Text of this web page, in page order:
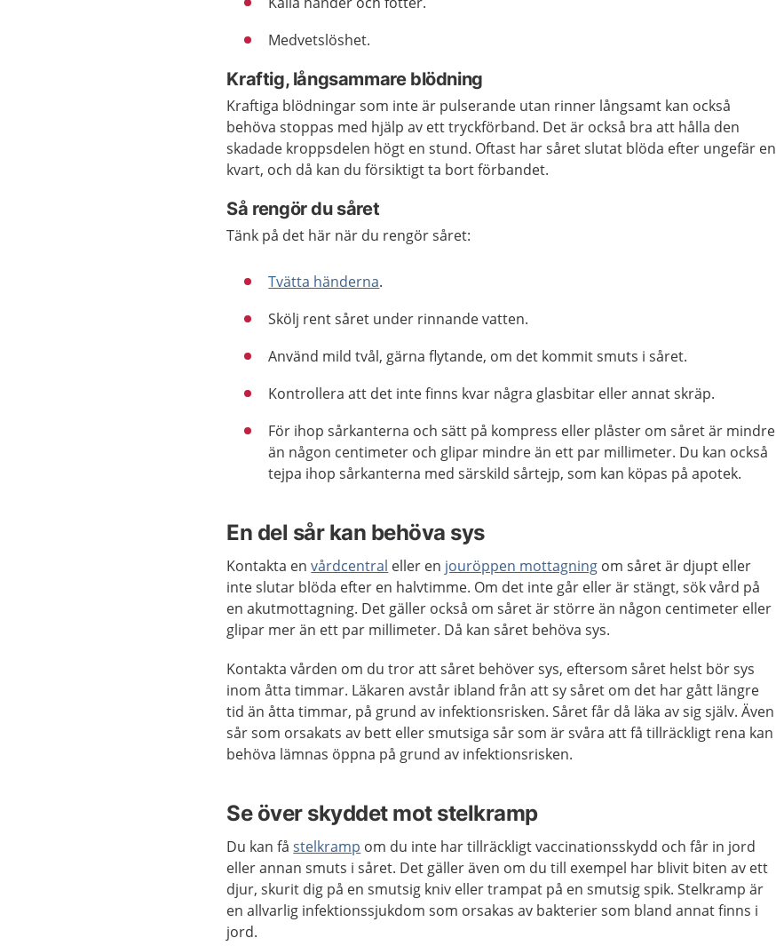
Medvetslöshet.
Kraftig, långsammare blödning
Kraftiga blödningar som inte är pulserande utan rinner långsamt kan också
behöva stoppas med hjälp av ett tryckförband. Det är också bra att hålla den
skadade kroppsdelen högt en stund. Oftast har såret slutat blöda efter ungefär en
kvart, och då kan du försiktigt ta bort förbandet.
Så rengör du såret
Tänk på det här när du rengör såret:
Tvätta händerna.
Skölj rent såret under rinnande vatten.
Använd mild tvål, gärna flytande, om det kommit smuts i såret.
Kontrollera att det inte finns kvar några glasbitar eller annat skräp.
För ihop sårkanterna och sätt på kompress eller plåster om såret är mindre
än någon centimeter och glipar mindre än ett par millimeter. Du kan också
tejpa ihop sårkanterna med särskild sårtejp, som kan köpas på apotek.
En del sår kan behöva sys
Kontakta envårdcentral eller en jouröppen mottagning om såret är djupt eller
inte slutar blöda efter en halvtimme. Om det inte går eller är stängt, sök vård på
en akutmottagning. Det gäller också om såret är större än någon centimeter eller
glipar mer än ett par millimeter. Då kan såret behöva sys.
Kontakta vården om du tror att såret behöver sys, eftersom såret helst bör sys
inom åtta timmar. Läkaren avstår ibland från att sy såret om det har gått längre
tid än åtta timmar, på grund av infektionsrisken. Såret får då läka av sig själv. Även
sår som orsakats av bett eller smutsiga sår som är svåra att få tillräckligt rena kan
behöva lämnas öppna på grund av infektionsrisken.
Se över skyddet mot stelkramp
Du kan fåstelkramp om du inte har tillräckligt vaccinationsskydd och får in jord
eller annan smuts i såret. Det gäller även om du till exempel har blivit biten av ett
djur, skurit dig på en smutsig kniv eller trampat på en smutsig spik. Stelkramp är
en allvarlig infektionssjukdom som orsakas av bakterier som bland annat finns i
jord.